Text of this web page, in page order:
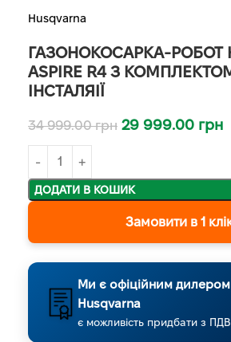
Husqvarna
ГАЗОНОКОСАРКА-РОБОТ
ASPIRE R4 З
ІНСТАЛЯІЇ
34 999.00грн 29 999.00 грн
ДОДАТИ В КОШИК
Замовити в 1
Ми є офіційним
Husqvarna
є можливість придбати з